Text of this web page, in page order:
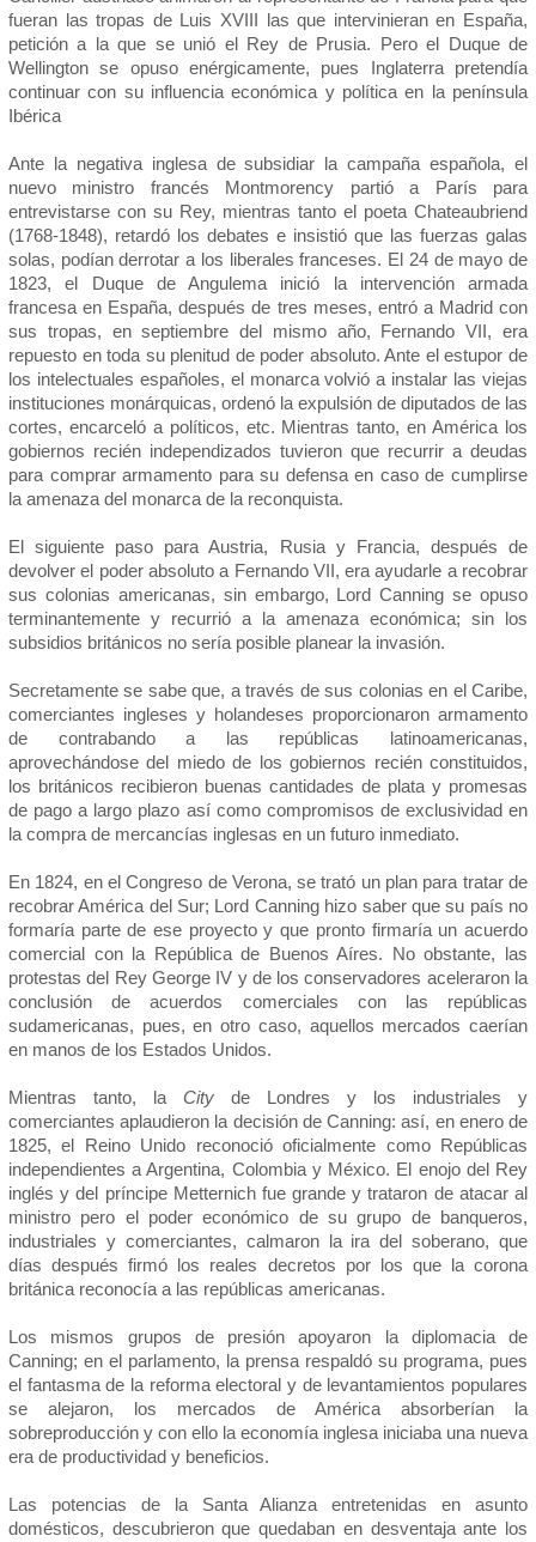
fueran las tropas de Luis XVIII las que intervinieran en España,
petición a la que se unió el Rey de Prusia. Pero el Duque de
Wellington se opuso enérgicamente, pues Inglaterra pretendía
continuar con su influencia económica y política en la península
Ibérica
Ante la negativa inglesa de subsidiar la campaña española, el
nuevo ministro francés Montmorency partió a París para
entrevistarse con su Rey, mientras tanto el poeta Chateaubriend
(1768-1848), retardó los debates e insistió que las fuerzas galas
solas, podían derrotar a los liberales franceses. El 24 de mayo de
1823, el Duque de Angulema inició la intervención armada
francesa en España, después de tres meses, entró a Madrid con
sus tropas, en septiembre del mismo año, Fernando VII, era
repuesto en toda su plenitud de poder absoluto. Ante el estupor de
los intelectuales españoles, el monarca volvió a instalar las viejas
instituciones monárquicas, ordenó la expulsión de diputados de las
cortes, encarceló a políticos, etc. Mientras tanto, en América los
gobiernos recién independizados tuvieron que recurrir a deudas
para comprar armamento para su defensa en caso de cumplirse
la amenaza del monarca de la reconquista.
El siguiente paso para Austria, Rusia y Francia, después de
devolver el poder absoluto a Fernando VII, era ayudarle a recobrar
sus colonias americanas, sin embargo, Lord Canning se opuso
terminantemente y recurrió a la amenaza económica; sin los
subsidios británicos no sería posible planear la invasión.
Secretamente se sabe que, a través de sus colonias en el Caribe,
comerciantes ingleses y holandeses proporcionaron armamento
de contrabando a las repúblicas latinoamericanas,
aprovechándose del miedo de los gobiernos recién constituidos,
los británicos recibieron buenas cantidades de plata y promesas
de pago a largo plazo así como compromisos de exclusividad en
la compra de mercancías inglesas en un futuro inmediato.
En 1824, en el Congreso de Verona, se trató un plan para tratar de
recobrar América del Sur; Lord Canning hizo saber que su país no
formaría parte de ese proyecto y que pronto firmaría un acuerdo
comercial con la República de Buenos Aíres. No obstante, las
protestas del Rey George IV y de los conservadores aceleraron la
conclusión de acuerdos comerciales con las repúblicas
sudamericanas, pues, en otro caso, aquellos mercados caerían
en manos de los Estados Unidos.
Mientras tanto, la City de Londres y los industriales y
comerciantes aplaudieron la decisión de Canning: así, en enero de
1825, el Reino Unido reconoció oficialmente como Repúblicas
independientes a Argentina, Colombia y México. El enojo del Rey
inglés y del príncipe Metternich fue grande y trataron de atacar al
ministro pero el poder económico de su grupo de banqueros,
industriales y comerciantes, calmaron la ira del soberano, que
días después firmó los reales decretos por los que la corona
británica reconocía a las repúblicas americanas.
Los mismos grupos de presión apoyaron la diplomacia de
Canning; en el parlamento, la prensa respaldó su programa, pues
el fantasma de la reforma electoral y de levantamientos populares
se alejaron, los mercados de América absorberían la
sobreproducción y con ello la economía inglesa iniciaba una nueva
era de productividad y beneficios.
Las potencias de la Santa Alianza entretenidas en asunto
domésticos, descubrieron que quedaban en desventaja ante los